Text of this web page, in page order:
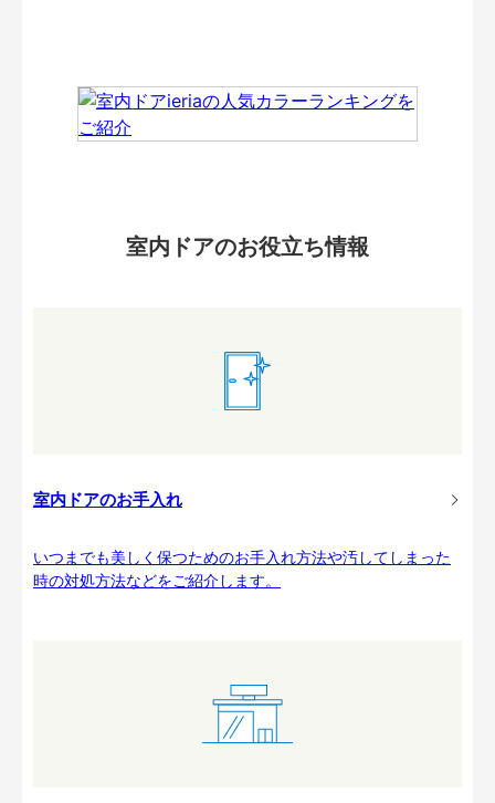
室内ドアのお役立ち情報
室内ドアのお手入れ
いつまでも美しく保つためのお手入れ方法や汚してしまった
時の対処方法などをご紹介します。